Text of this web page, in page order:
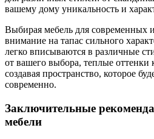
вашему дому уникальность и
Выбирая мебель для современных
внимание на тапас сильного
легко вписываются в различные
от вашего выбора, теплые оттенки
создавая пространство, которое
современно.
Заключительные
мебели